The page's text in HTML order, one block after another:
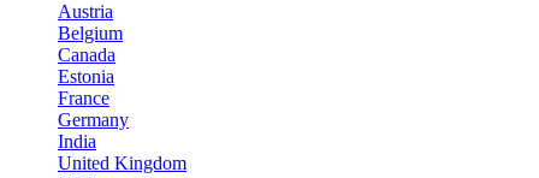
Austria
Belgium
Canada
Estonia
France
Germany
India
United Kingdom